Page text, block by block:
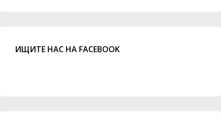
ИЩИТЕ НАС НА FACEBOOK